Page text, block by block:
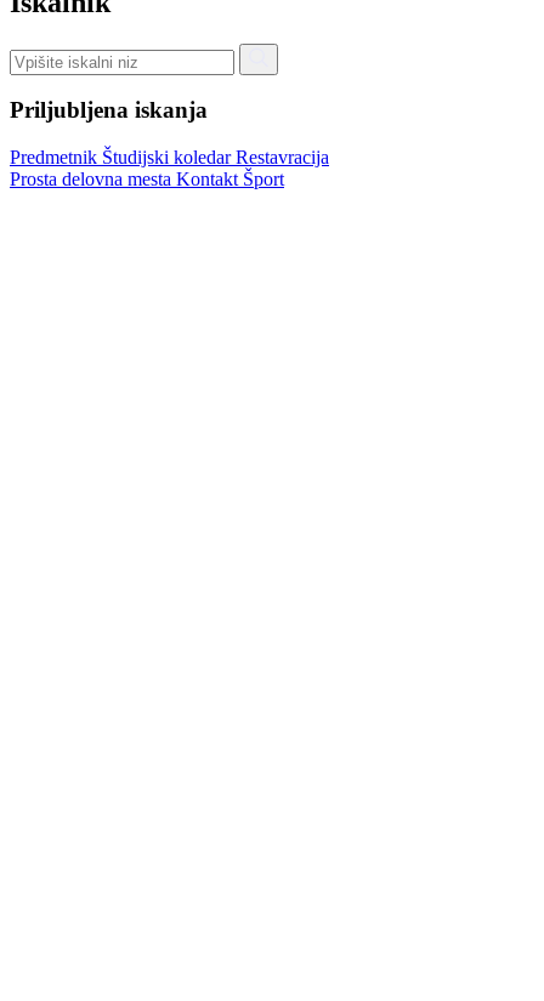
Priljubljena iskanja
Predmetnik Študijski koledarRestavracija
Prosta delovna mesta Kontakt Šport